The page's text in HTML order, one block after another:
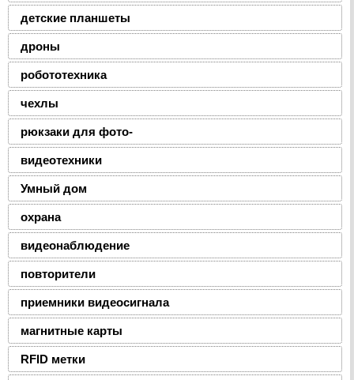
детские планшеты
дроны
робототехника
чехлы
рюкзаки для фото-
видеотехники
Умный дом
охрана
видеонаблюдение
повторители
приемники видеосигнала
магнитные карты
RFID метки